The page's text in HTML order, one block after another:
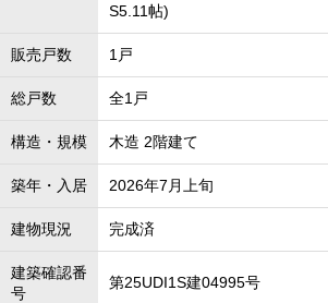
S5.11帖)
販売戸数 1戸
総戸数 全1戸
構造・規模 木造 2階建て
築年・入居 2026年7月上旬
建物現況 完成済
建築確認番
号
第25UDI1S建04995号